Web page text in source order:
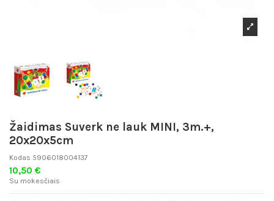
Žaidimas Suverk ne lauk MINI, 3m.+,
20x20x5cm
Kodas 5906018004137
10,50 €
Su mokesčiais